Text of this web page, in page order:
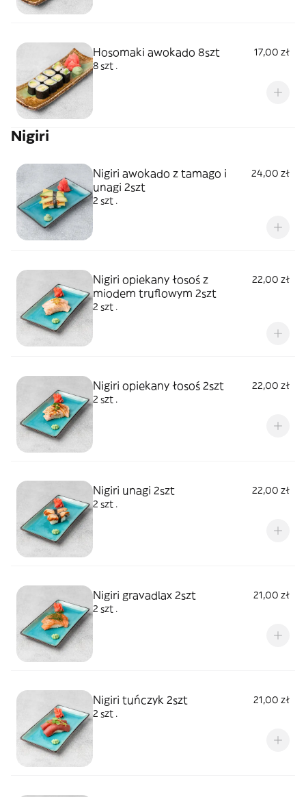
Hosomaki awokado 8szt
17,00 zł
8 szt .
Nigiri
Nigiri awokado z tamago i
unagi 2szt
24,00 zł
2 szt .
Nigiri opiekany łosoś z
miodem truflowym 2szt
22,00 zł
2 szt .
Nigiri opiekany łosoś 2szt
22,00 zł
2 szt .
Nigiri unagi 2szt
22,00 zł
2 szt .
Nigiri gravadlax 2szt
21,00 zł
2 szt .
Nigiri tuńczyk 2szt
21,00 zł
2 szt .